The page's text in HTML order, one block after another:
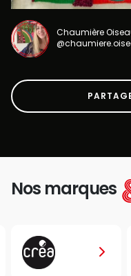
Chaumière
Nos marques